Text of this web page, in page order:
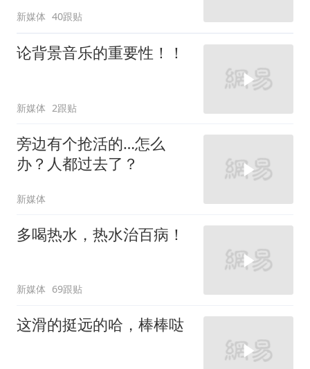
新媒体 40跟贴
论背景音乐的重要性！！
新媒体 2跟贴
旁边有个抢活的…怎么
办？人都过去了？
新媒体
多喝热水，热水治百病！
新媒体 69跟贴
这滑的挺远的哈，棒棒哒